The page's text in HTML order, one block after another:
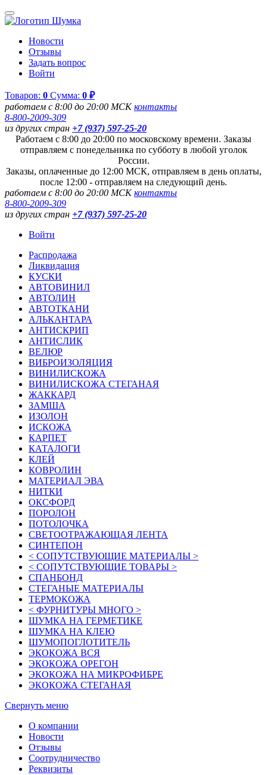
Новости
Отзывы
Задать вопрос
Войти
Товаров: 0 Сумма: 0 ₽
работаем с 8:00 до 20:00 МСКконтакты
8-800-2009-309
из других стран +7 (937) 597-25-20
Работаем с 8:00 до 20:00 по московскому времени. Заказы
отправляем с понедельника по субботу в любой уголок
России.
Заказы, оплаченные до 12:00 МСК, отправляем в день оплаты,
после 12:00 - отправляем на следующий день.
работаем с 8:00 до 20:00 МСКконтакты
8-800-2009-309
из других стран +7 (937) 597-25-20
Войти
Распродажа
Ликвидация
КУСКИ
АВТОВИНИЛ
АВТОЛИН
АВТОТКАНИ
АЛЬКАНТАРА
АНТИСКРИП
АНТИСЛИК
ВЕЛЮР
ВИБРОИЗОЛЯЦИЯ
ВИНИЛИСКОЖА
ВИНИЛИСКОЖА СТЕГАНАЯ
ЖАККАРД
ЗАМША
ИЗОЛОН
ИСКОЖА
КАРПЕТ
КАТАЛОГИ
КЛЕЙ
КОВРОЛИН
МАТЕРИАЛ ЭВА
НИТКИ
ОКСФОРД
ПОРОЛОН
ПОТОЛОЧКА
СВЕТООТРАЖАЮЩАЯ ЛЕНТА
СИНТЕПОН
< СОПУТСТВУЮЩИЕ МАТЕРИАЛЫ >
< СОПУТСТВУЮЩИЕ ТОВАРЫ >
СПАНБОНД
СТЕГАНЫЕ МАТЕРИАЛЫ
ТЕРМОКОЖА
< ФУРНИТУРЫ МНОГО >
ШУМКА НА ГЕРМЕТИКЕ
ШУМКА НА КЛЕЮ
ШУМОПОГЛОТИТЕЛЬ
ЭКОКОЖА ВСЯ
ЭКОКОЖА ОРЕГОН
ЭКОКОЖА НА МИКРОФИБРЕ
ЭКОКОЖА СТЕГАНАЯ
Свернуть меню
О компании
Новости
Отзывы
Соотрудничество
Реквизиты